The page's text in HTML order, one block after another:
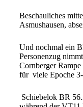
Beschauliches
Asmushausen,
Und nochmal ein
Personenzug
Cornberger Rampe
für viele Epoche
Schiebelok BR